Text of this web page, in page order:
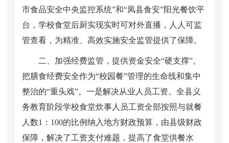
市食品安全中央监控系统”和“凤县食安”阳光餐饮平
台，学校食堂后厨实现实时可对外直播，人人可监
管查看，为精准、高效实施安全监管提供了保障。
二、加强经费监管，提供资金安全“硬支撑”。
把膳食经费安全作为“校园餐”管理的生命线和集中
整治的“重头戏”。一是解决从业人员工资。全县义
务教育阶段学校食堂炊事人员工资全部按照与就餐
人数1：100的比例纳入地方财政预算，由县级财政
保障，解决了工资支付难题，提高了食堂供餐水